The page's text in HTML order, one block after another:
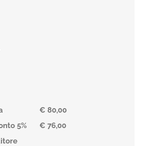
€ 80,00
5%
€ 76,00